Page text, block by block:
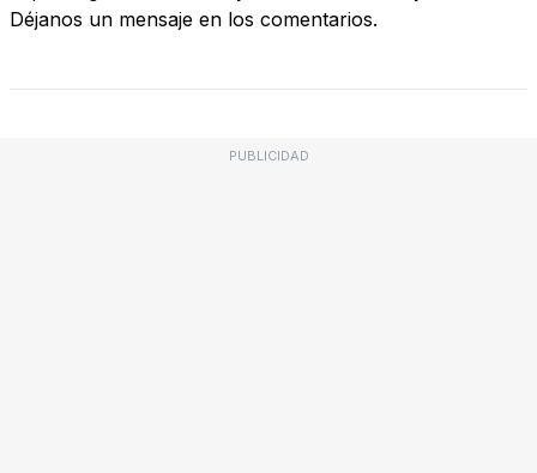
Déjanos un mensaje en los comentarios.
PUBLICIDAD